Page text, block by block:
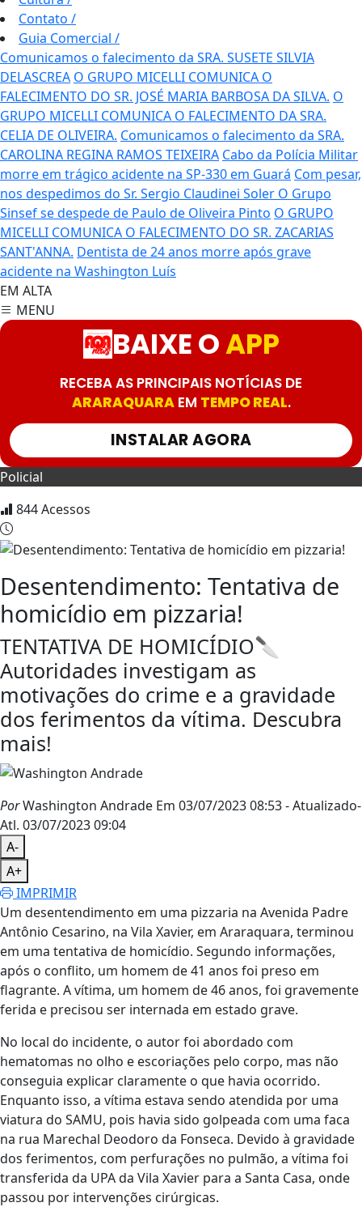
Contato /
Guia Comercial /
Comunicamos o falecimento da SRA. SUSETE SILVIA
DELASCREA O GRUPO MICELLI COMUNICA O
FALECIMENTO DO SR. JOSÉ MARIA BARBOSA DA SILVA. O
GRUPO MICELLI COMUNICA O FALECIMENTO DA SRA.
CELIA DE OLIVEIRA. Comunicamos o falecimento da SRA.
CAROLINA REGINA RAMOS TEIXEIRA Cabo da Polícia Militar
morre em trágico acidente na SP-330 em Guará Com pesar,
nos despedimos do Sr. Sergio Claudinei Soler O Grupo
Sinsef se despede de Paulo de Oliveira Pinto O GRUPO
MICELLI COMUNICA O FALECIMENTO DO SR. ZACARIAS
SANT'ANNA. Dentista de 24 anos morre após grave
acidente na Washington Luís
EM ALTA
MENU
BAIXE OAPP
RECEBA AS PRINCIPAIS NOTÍCIAS DE
ARARAQUARAEM TEMPO REAL.
INSTALAR AGORA
Policial
844Acessos
Desentendimento: Tentativa de
homicídio em pizzaria!
TENTATIVA DE HOMICÍDIO🔪
Autoridades investigam as
motivações do crime e a gravidade
dos ferimentos da vítima. Descubra
mais!
PorWashington Andrade Em 03/07/2023 08:53- Atualizado-
Atl. 03/07/2023 09:04
A-
A+
IMPRIMIR
Um desentendimento em uma pizzaria na Avenida Padre
Antônio Cesarino, na Vila Xavier, em Araraquara, terminou
em uma tentativa de homicídio. Segundo informações,
após o conflito, um homem de 41 anos foi preso em
flagrante. A vítima, um homem de 46 anos, foi gravemente
ferida e precisou ser internada em estado grave.
No local do incidente, o autor foi abordado com
hematomas no olho e escoriações pelo corpo, mas não
conseguia explicar claramente o que havia ocorrido.
Enquanto isso, a vítima estava sendo atendida por uma
viatura do SAMU, pois havia sido golpeada com uma faca
na rua Marechal Deodoro da Fonseca. Devido à gravidade
dos ferimentos, com perfurações no pulmão, a vítima foi
transferida da UPA da Vila Xavier para a Santa Casa, onde
passou por intervenções cirúrgicas.